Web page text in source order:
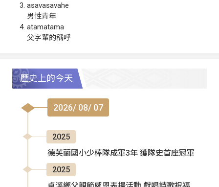
asavasavahe
男性青年
atamatama
父字輩的稱呼
歷史上的今天
2026/ 08/ 07
2025
德芙蘭國小少棒隊成軍3年 獲隊史首座冠軍
2025